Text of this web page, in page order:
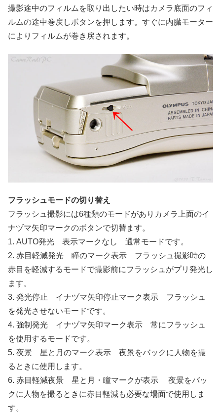
撮影途中のフィルムを取り出したい時はカメラ底面のフィ
ルムの途中巻戻しボタンを押します。すぐに内臓モーター
によりフィルムが巻き戻されます。
フラッシュモードの切り替え
フラッシュ撮影には6種類のモードがありカメラ上面のイ
ナヅマ矢印マークのボタンで切替ます。
1. AUTO発光 表示マークなし 通常モードです。
2. 赤目軽減発光 瞳のマーク表示 フラッシュ撮影時の
赤目を軽減するモードで撮影前にフラッシュがプリ発光し
ます。
3. 発光停止 イナヅマ矢印停止マーク表示 フラッシュ
を発光させないモードです。
4. 強制発光 イナヅマ矢印マーク表示 常にフラッシュ
を使用するモードです。
5. 夜景 星と月のマーク表示 夜景をバックに人物を撮
るときに使用します。
6. 赤目軽減夜景 星と月・瞳マークが表示 夜景をバッ
クに人物を撮るときに赤目軽減も必要な場面で使用しま
す。